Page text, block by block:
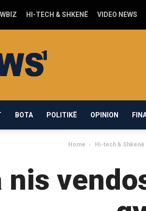
HI-TECH & SHKENË VIDEO NEWS
BOTA POLITIKË OPINION
Home Hi-tech & Shkenë
nis